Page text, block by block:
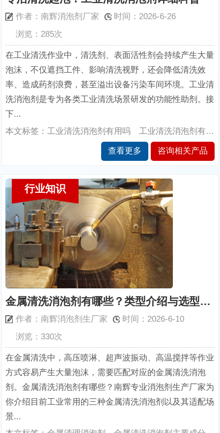
作者：南辉消泡剂厂家
时间：2026-6-26
浏览：285次
在工业清洗作业中，清洗剂、表面活性剂会持续产生大量
泡沫，不仅遮挡工件、影响清洗视野，还会降低清洗效
率、造成药剂浪费，甚至溢出设备污染车间环境。工业清
洗消泡剂是专为各类工业清洗场景研发的功能性助剂。接
下...
本文标签：工业清洗消泡剂有用吗 工业清洗消泡剂有哪几种
查看更多 咨询相关产品
行业知识
金属清洗消泡剂有哪些？类型介绍与选型指导
作者：南辉消泡剂生厂家
时间：2026-6-10
浏览：330次
在金属清洗中，高压喷淋、超声波振动、高温搅拌等作业
方式容易产生大量泡沫，需要匹配对应的金属清洗消泡
剂。金属清洗消泡剂有哪些？南辉专业消泡剂生产厂家为
你介绍目前工业常用的三种金属清洗消泡剂以及其适配场
景...